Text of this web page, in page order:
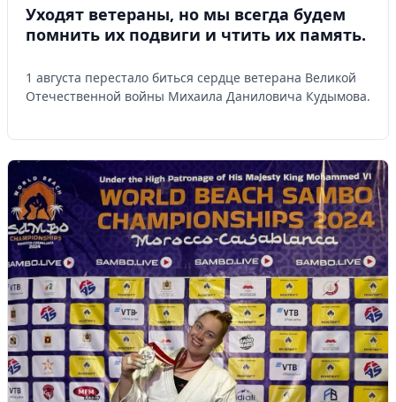
Уходят ветераны, но мы всегда будем
помнить их подвиги и чтить их память.
1 августа перестало биться сердце ветерана Великой
Отечественной войны Михаила Даниловича Кудымова.